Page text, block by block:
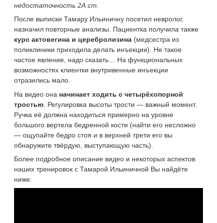
недостаточность 2А ст.
После выписки Тамару Ильиничну посетил невролог,
назначил повторные анализы. Пациентка получила также
курс актовегина и церебролизина(медсестра из
поликлиники приходила делать инъекции). Не такое
частое явление, надо сказать… На функциональных
возможностях клиентки внутривенные инъекции
отразились мало.
На видео она начинает ходить с четырёхопорной
тростью. Регулировка высоты трости — важный момент.
Ручка её должна находиться примерно на уровне
большого вертела бедренной кости (найти его несложно
— ощупайте бедро стоя и в верхней трети его вы
обнаружите твёрдую, выступающую часть).
Более подробное описание видео и некоторых аспектов
наших тренировок с Тамарой Ильиничной Вы найдёте
ниже: